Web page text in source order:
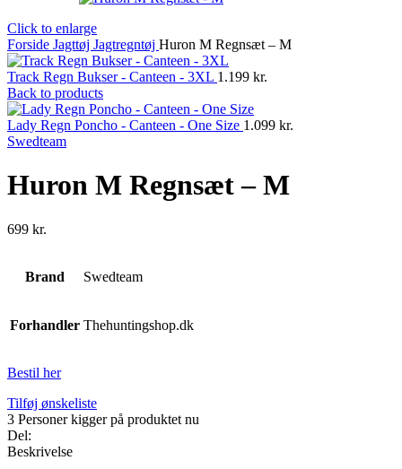
Click to enlarge
Forside Jagttøj Jagtregntøj Huron M Regnsæt – M
Track Regn Bukser - Canteen - 3XL 1.199 kr.
Back to products
Lady Regn Poncho - Canteen - One Size 1.099 kr.
Swedteam
Huron M Regnsæt – M
699 kr.
Brand Swedteam
Forhandler Thehuntingshop.dk
Bestil her
Tilføj ønskeliste
3 Personer kigger på produktet nu
Del:
Beskrivelse